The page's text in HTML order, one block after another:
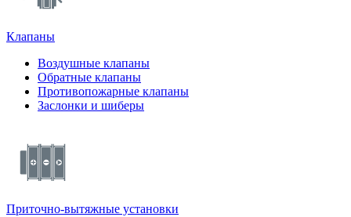
Клапаны
Воздушные клапаны
Обратные клапаны
Противопожарные клапаны
Заслонки и шиберы
Приточно-вытяжные установки